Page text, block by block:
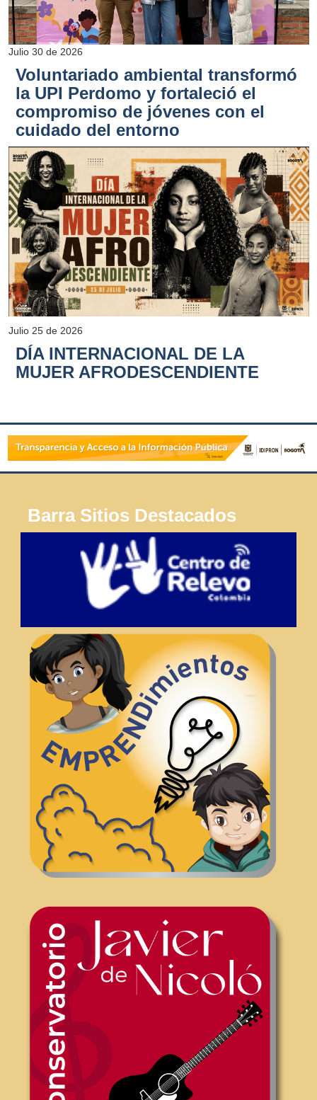
Julio 30 de 2026
Voluntariado ambiental transformó
la UPI Perdomo y fortaleció el
compromiso de jóvenes con el
cuidado del entorno
Julio 25 de 2026
DÍA INTERNACIONAL DE LA
MUJER AFRODESCENDIENTE
Barra Sitios Destacados